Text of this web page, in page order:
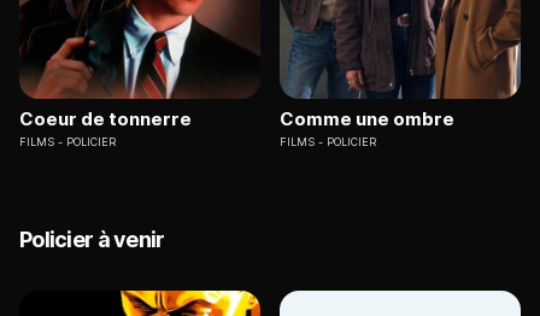
Coeur de tonnerre
FILMS POLICIER
Comme une ombre
FILMS POLICIER
Policier à venir